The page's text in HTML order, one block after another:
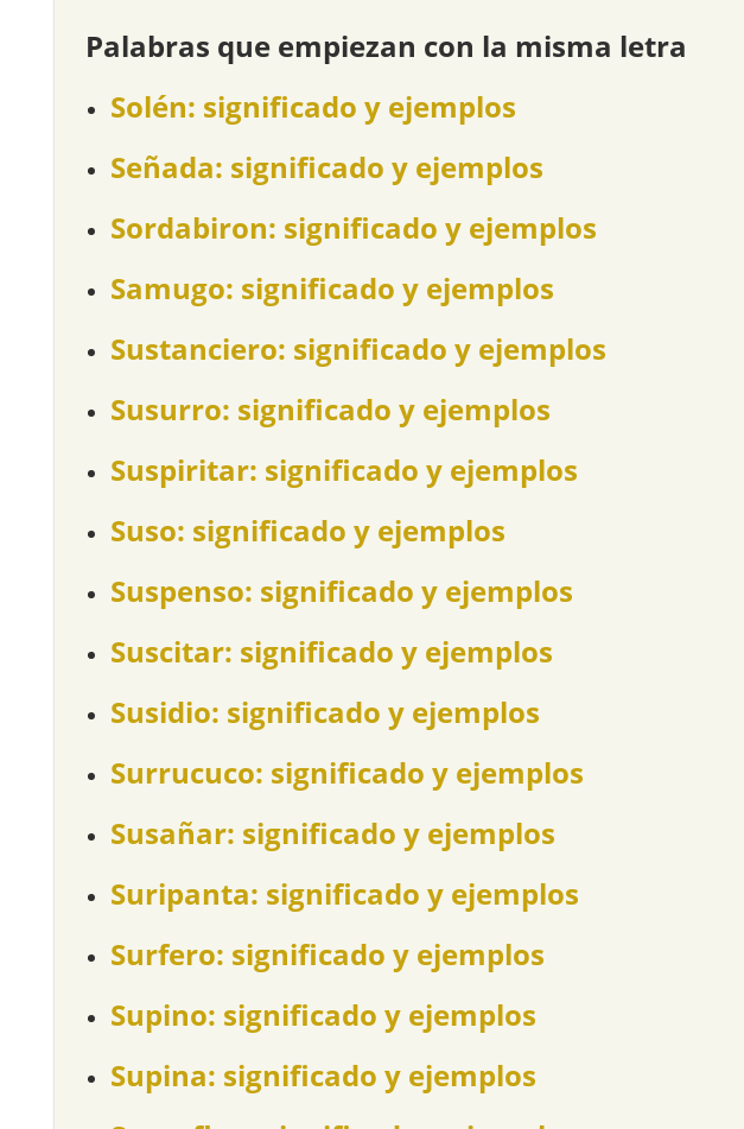
Palabras que empiezan con la misma letra
Solén: significado y ejemplos
Señada: significado y ejemplos
Sordabiron: significado y ejemplos
Samugo: significado y ejemplos
Sustanciero: significado y ejemplos
Susurro: significado y ejemplos
Suspiritar: significado y ejemplos
Suso: significado y ejemplos
Suspenso: significado y ejemplos
Suscitar: significado y ejemplos
Susidio: significado y ejemplos
Surrucuco: significado y ejemplos
Susañar: significado y ejemplos
Suripanta: significado y ejemplos
Surfero: significado y ejemplos
Supino: significado y ejemplos
Supina: significado y ejemplos